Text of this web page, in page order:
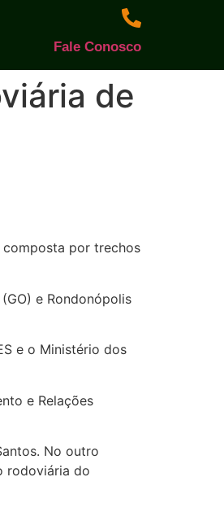
Fale Conosco
de
por trechos
e Rondonópolis
e o Ministério dos
e Relações
No outro
rodoviária do